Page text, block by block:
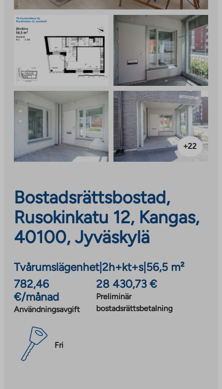
+22
Bostadsrättsbostad,
Rusokinkatu 12, Kangas,
40100, Jyväskylä
Tvårumslägenhet|2h+kt+s| 56,5 m²
782,46
€/månad
Användningsavgift
28 430,73 €
Preliminär
bostadsrättsbetalning
Fri